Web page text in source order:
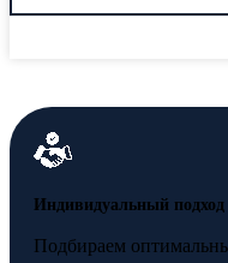
Индивидуальный подход
Подбираем